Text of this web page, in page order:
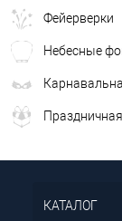
Фейерверки
Небесные
КАТАЛОГ